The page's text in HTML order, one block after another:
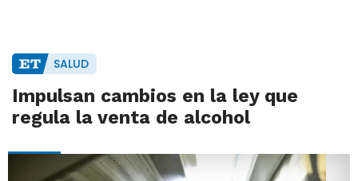
SALUD
Impulsan cambios en la ley que
regula la venta de alcohol